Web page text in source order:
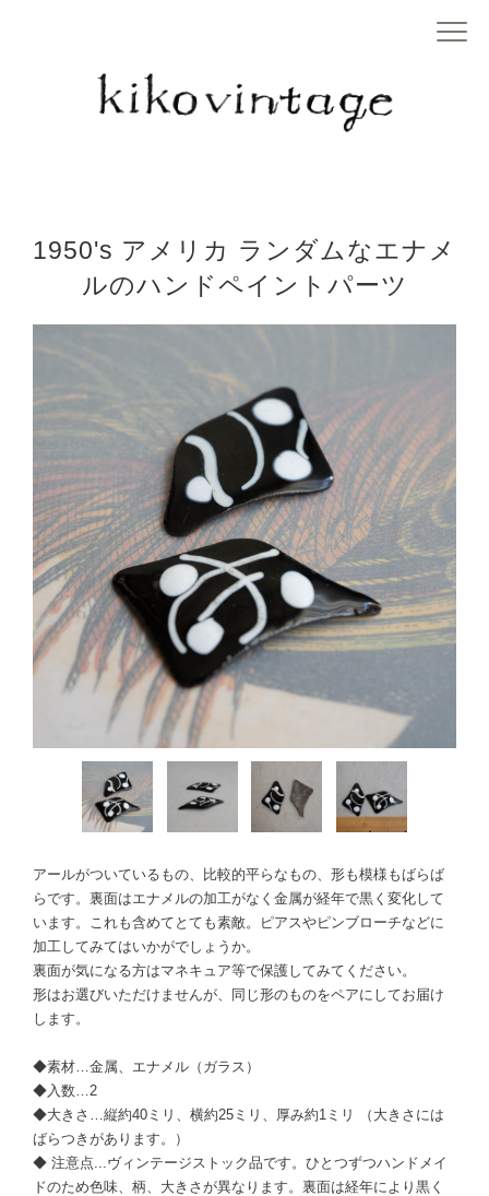
1950's アメリカ ランダムなエナメ
ルのハンドペイントパーツ
アールがついているもの、比較的平らなもの、形も模様もばらば
らです。裏面はエナメルの加工がなく金属が経年で黒く変化して
います。これも含めてとても素敵。ピアスやピンブローチなどに
加工してみてはいかがでしょうか。
裏面が気になる方はマネキュア等で保護してみてください。
形はお選びいただけませんが、同じ形のものをペアにしてお届け
します。
◆素材…金属、エナメル（ガラス）
◆入数…2
◆大きさ…縦約40ミリ、横約25ミリ、厚み約1ミリ （大きさには
ばらつきがあります。）
◆ 注意点...ヴィンテージストック品です。ひとつずつハンドメイ
ドのため色味、柄、大きさが異なります。裏面は経年により黒く